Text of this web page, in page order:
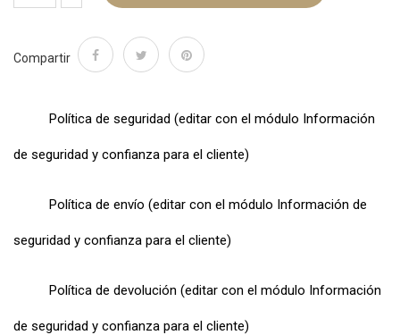
Compartir
Política de seguridad (editar con el módulo Información
de seguridad y confianza para el cliente)
Política de envío (editar con el módulo Información de
seguridad y confianza para el cliente)
Política de devolución (editar con el módulo Información
de seguridad y confianza para el cliente)